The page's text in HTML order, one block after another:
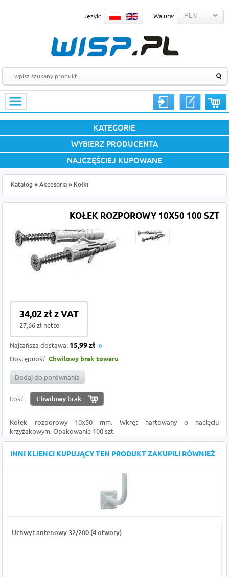
Język: Waluta:
KATEGORIE
WYBIERZ PRODUCENTA
NAJCZĘŚCIEJ KUPOWANE
Katalog » Akcesoria » Kołki
KOŁEK ROZPOROWY 10X50 100 SZT
34,02 zł z VAT
27,66 zł netto
Najtańsza dostawa: 15,99 zł
Dostępność:Chwilowy brak towaru
Dodaj do porównania
Ilość:
Kołek rozporowy 10x50 mm. Wkręt hartowany o nacięciu
krzyżakowym. Opakowanie 100 szt.
INNI KLIENCI KUPUJĄCY TEN PRODUKT ZAKUPILI RÓWNIEŻ
Uchwyt antenowy 32/200 (4 otwory)